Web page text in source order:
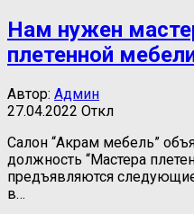
Нам нужен
плетенной
Автор: Админ
27.04.2022 Откл
Салон “Акрам мебель”
должность “Мастера
предъявляются
в…